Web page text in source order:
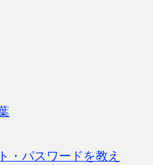
・パスワードを教え